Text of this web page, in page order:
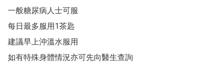
一般糖尿病人士可服
每日最多服用1茶匙
建議早上沖溫水服用
如有特殊身體情況亦可先向醫生查詢